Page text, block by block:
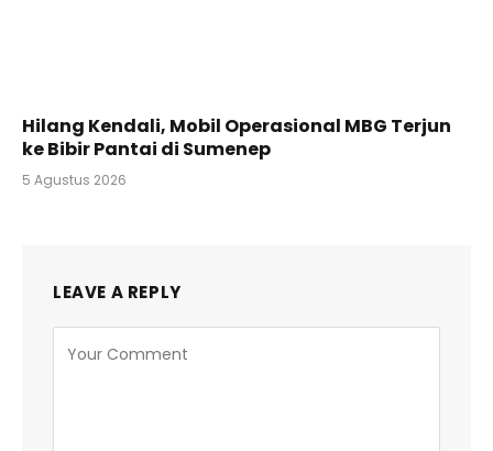
Hilang Kendali, Mobil Operasional MBG Terjun
ke Bibir Pantai di Sumenep
5 Agustus 2026
LEAVE A REPLY